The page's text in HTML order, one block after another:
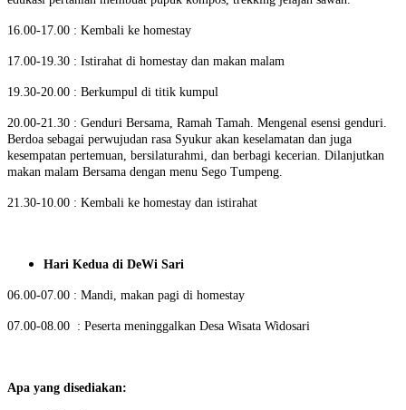
16.00-17.00 : Kembali ke homestay
17.00-19.30 : Istirahat di homestay dan makan malam
19.30-20.00 : Berkumpul di titik kumpul
20.00-21.30 : Genduri Bersama, Ramah Tamah. Mengenal esensi genduri.
Berdoa sebagai perwujudan rasa Syukur akan keselamatan dan juga
kesempatan pertemuan, bersilaturahmi, dan berbagi kecerian. Dilanjutkan
makan malam Bersama dengan menu Sego Tumpeng.
21.30-10.00 : Kembali ke homestay dan istirahat
Hari Kedua di DeWi Sari
06.00-07.00 : Mandi, makan pagi di homestay
07.00-08.00 : Peserta meninggalkan Desa Wisata Widosari
Apa yang disediakan: